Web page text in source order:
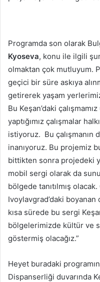
Programda son olarak
Kyoseva, konu ile ilgili
olmaktan çok mutluyum.
geçici bir süre askıya
getirerek yaşam
Bu Keşan’daki
yaptığımız çalışmalar
istiyoruz. Bu çalışmanın
inanıyoruz. Bu projemiz
bittikten sonra projedeki
mobil sergi olarak da
bölgede tanıtılmış
Ivoylavgrad’daki
kısa sürede bu sergi
bölgelerimizde kültür ve
göstermiş olacağız.”
Heyet buradaki
Dispanserliği duvarında